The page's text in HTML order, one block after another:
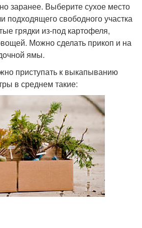
заранее. Выберите сухое место
подходящего свободного участка
грядки из-под картофеля,
Можно сделать прикоп и на
ямы.
приступать к выкапыванию
в среднем такие: